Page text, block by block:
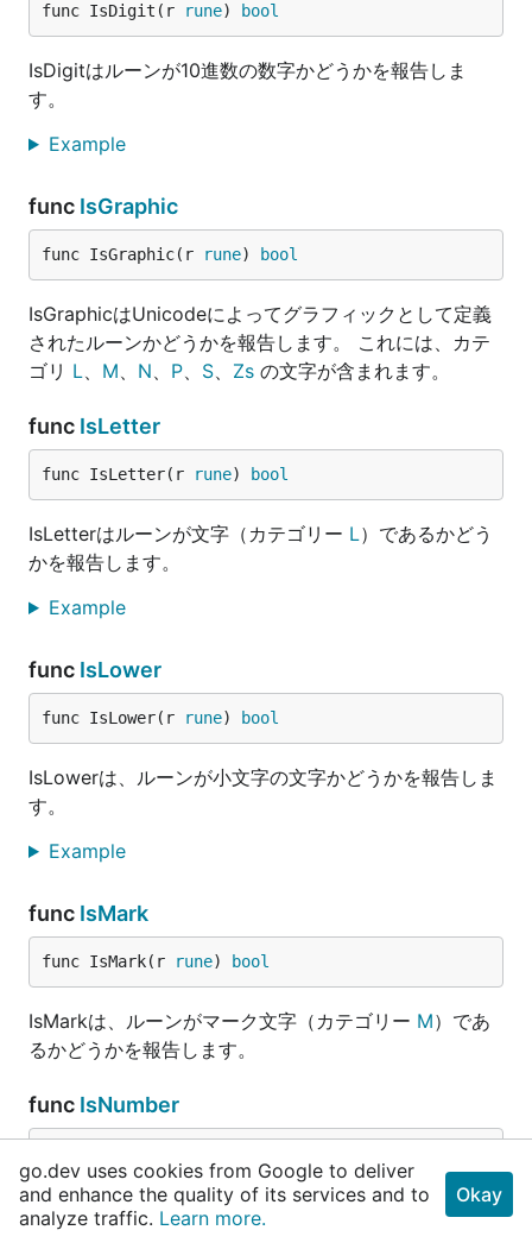
func IsDigit(r rune) bool
IsDigitはルーンが10進数の数字かどうかを報告しま
す。
Example
func IsGraphic
func IsGraphic(r rune) bool
IsGraphicはUnicodeによってグラフィックとして定義
されたルーンかどうかを報告します。 これには、カテ
ゴリ L、 M、 N、 P、 S、 Zs の文字が含まれます。
func IsLetter
func IsLetter(r rune) bool
IsLetterはルーンが文字（カテゴリー L）であるかどう
かを報告します。
Example
func IsLower
func IsLower(r rune) bool
IsLowerは、ルーンが小文字の文字かどうかを報告しま
す。
Example
func IsMark
func IsMark(r rune) bool
IsMarkは、ルーンがマーク文字（カテゴリー M）であ
るかどうかを報告します。
func IsNumber
IsNumberはルーンが数字（カテゴリー
）であるかど
go.dev uses cookies from Google to deliver
and enhance the quality of its services and to
analyze traffic. Learn more.
Okay